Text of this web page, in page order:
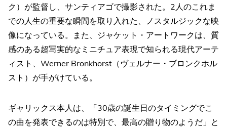
ク）が監督し、サンティアゴで撮影された。2人のこれま
での人生の重要な瞬間を取り入れた、ノスタルジックな映
像になっている。また、ジャケット・アートワークは、質
感のある超写実的なミニチュア表現で知られる現代アーテ
ィスト、Werner Bronkhorst（ヴェルナー・ブロンクホル
スト）が手がけている。
ギャリックス本人は、「30歳の誕生日のタイミングでこ
の曲を発表できるのは特別で、最高の贈り物のようだ」と